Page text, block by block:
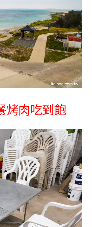
烤肉吃到飽